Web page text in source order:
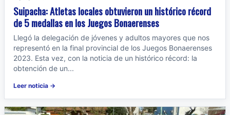
Suipacha: Atletas locales obtuvieron un histórico récord
de 5 medallas en los Juegos Bonaerenses
Llegó la delegación de jóvenes y adultos mayores que nos
representó en la final provincial de los Juegos Bonaerenses
2023. Esta vez, con la noticia de un histórico récord: la
obtención de un...
Leer noticia →